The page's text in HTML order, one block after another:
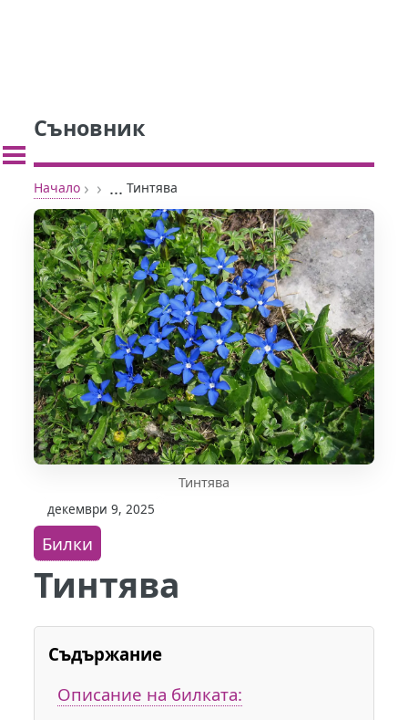
Съновник
Начало › › ... Тинтява
Тинтява
декември 9, 2025
Билки
Тинтява
Съдържание
Описание на билката: